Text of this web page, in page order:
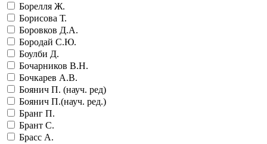
Борелля Ж.
Борисова Т.
Боровков Д.А.
Бородай С.Ю.
Боулби Д.
Бочарников В.Н.
Бочкарев А.В.
Боянич П. (науч. ред)
Боянич П.(науч. ред.)
Бранг П.
Брант С.
Брасс А.